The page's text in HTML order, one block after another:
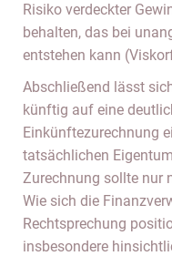
Risiko verdeckter
behalten, das bei
entstehen kann
Abschließend lässt
künftig auf eine
Einkünftezurechnung
tatsächlichen
Zurechnung sollte nur
Wie sich die
Rechtsprechung
insbesondere